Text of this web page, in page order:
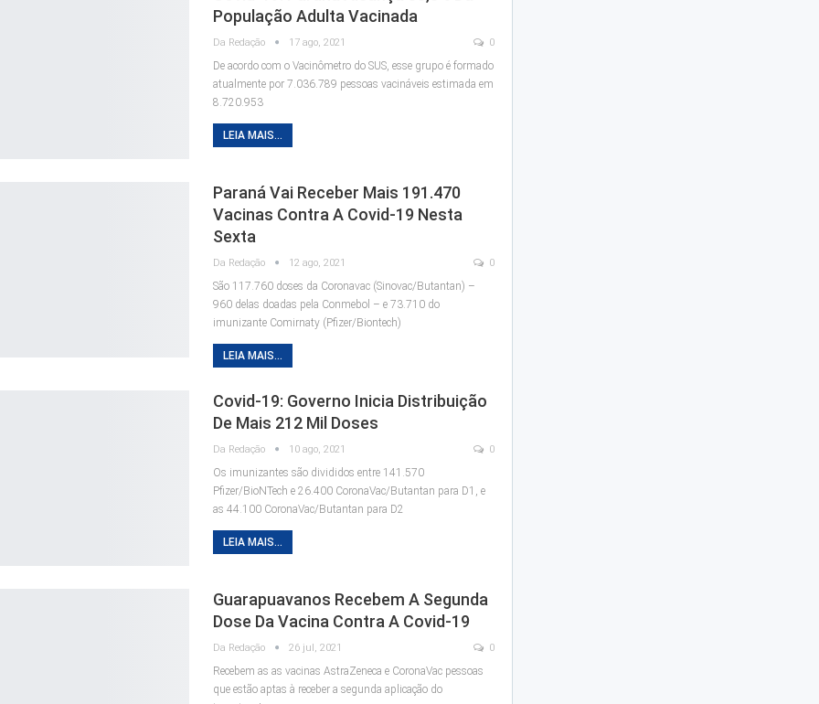
População Adulta Vacinada
Da Redação 17 ago, 2021 0
De acordo com o Vacinômetro do SUS, esse grupo é formado
atualmente por 7.036.789 pessoas vacináveis estimada em
8.720.953
LEIA MAIS...
Paraná Vai Receber Mais 191.470
Vacinas Contra A Covid-19 Nesta
Sexta
Da Redação 12 ago, 2021 0
São 117.760 doses da Coronavac (Sinovac/Butantan) –
960 delas doadas pela Conmebol – e 73.710 do
imunizante Comirnaty (Pfizer/Biontech)
LEIA MAIS...
Covid-19: Governo Inicia Distribuição
De Mais 212 Mil Doses
Da Redação 10 ago, 2021 0
Os imunizantes são divididos entre 141.570
Pfizer/BioNTech e 26.400 CoronaVac/Butantan para D1, e
as 44.100 CoronaVac/Butantan para D2
LEIA MAIS...
Guarapuavanos Recebem A Segunda
Dose Da Vacina Contra A Covid-19
Da Redação 26 jul, 2021 0
Recebem as as vacinas AstraZeneca e CoronaVac pessoas
que estão aptas à receber a segunda aplicação do